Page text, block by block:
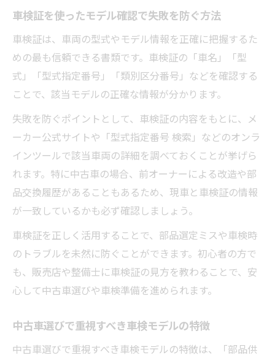
車検証を使ったモデル確認で失敗を防ぐ方法
車検証は、車両の型式やモデル情報を正確に把握するた
めの最も信頼できる書類です。車検証の「車名」「型
式」「型式指定番号」「類別区分番号」などを確認する
ことで、該当モデルの正確な情報が分かります。
失敗を防ぐポイントとして、車検証の内容をもとに、メ
ーカー公式サイトや「型式指定番号 検索」などのオンラ
インツールで該当車両の詳細を調べておくことが挙げら
れます。特に中古車の場合、前オーナーによる改造や部
品交換履歴があることもあるため、現車と車検証の情報
が一致しているかも必ず確認しましょう。
車検証を正しく活用することで、部品選定ミスや車検時
のトラブルを未然に防ぐことができます。初心者の方で
も、販売店や整備士に車検証の見方を教わることで、安
心して中古車選びや車検準備を進められます。
中古車選びで重視すべき車検モデルの特徴
中古車選びで重視すべき車検モデルの特徴は、「部品供